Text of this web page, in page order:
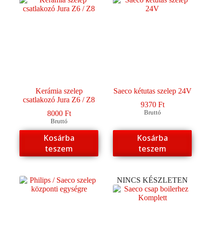
Kerámia szelep
csatlakozó Jura Z6 / Z8
8000 Ft
Bruttó
Kosárba
teszem
Saeco kétutas szelep 24V
9370 Ft
Bruttó
Kosárba
teszem
NINCS KÉSZLETEN